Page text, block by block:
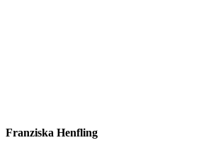
Franziska Henfling